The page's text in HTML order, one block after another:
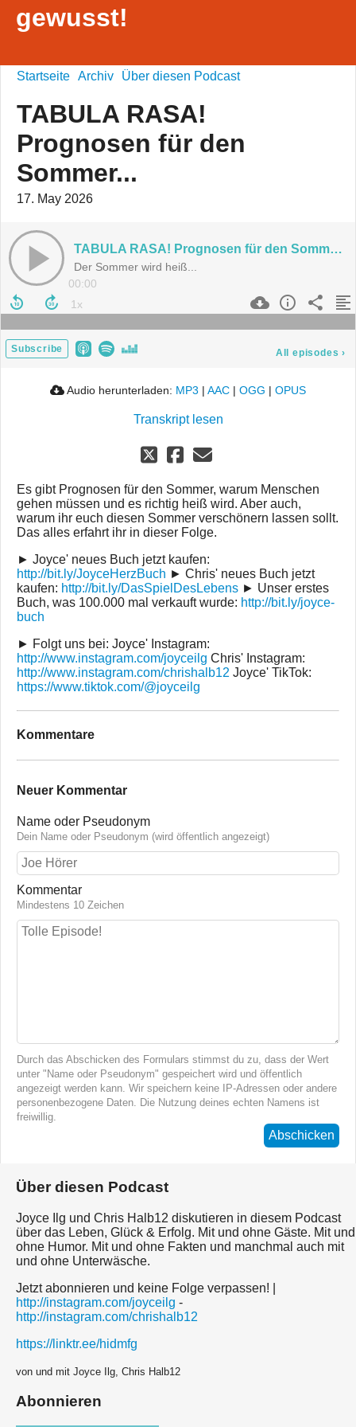
gewusst!
Startseite Archiv Über diesen Podcast
TABULA RASA!
Prognosen für den
Sommer...
17. May 2026
TABULA RASA! Prognosen für den Sommer...
Der Sommer wird heiß...
00:00
Subscribe All episodes ›
Audio herunterladen: MP3 | AAC | OGG | OPUS
Transkript lesen
Es gibt Prognosen für den Sommer, warum Menschen
gehen müssen und es richtig heiß wird. Aber auch,
warum ihr euch diesen Sommer verschönern lassen sollt.
Das alles erfahrt ihr in dieser Folge.
► Joyce' neues Buch jetzt kaufen:
http://bit.ly/JoyceHerzBuch ► Chris' neues Buch jetzt
kaufen: http://bit.ly/DasSpielDesLebens ► Unser erstes
Buch, was 100.000 mal verkauft wurde: http://bit.ly/joyce-
buch
► Folgt uns bei: Joyce' Instagram:
http://www.instagram.com/joyceilg Chris' Instagram:
http://www.instagram.com/chrishalb12 Joyce' TikTok:
https://www.tiktok.com/@joyceilg
Kommentare
Neuer Kommentar
Name oder Pseudonym
Dein Name oder Pseudonym (wird öffentlich angezeigt)
Kommentar
Mindestens 10 Zeichen
Durch das Abschicken des Formulars stimmst du zu, dass der Wert
unter "Name oder Pseudonym" gespeichert wird und öffentlich
angezeigt werden kann. Wir speichern keine IP-Adressen oder andere
personenbezogene Daten. Die Nutzung deines echten Namens ist
freiwillig.
Abschicken
Über diesen Podcast
Joyce Ilg und Chris Halb12 diskutieren in diesem Podcast
über das Leben, Glück & Erfolg. Mit und ohne Gäste. Mit und
ohne Humor. Mit und ohne Fakten und manchmal auch mit
und ohne Unterwäsche.
Jetzt abonnieren und keine Folge verpassen! |
http://instagram.com/joyceilg -
http://instagram.com/chrishalb12
https://linktr.ee/hidmfg
von und mit Joyce Ilg, Chris Halb12
Abonnieren